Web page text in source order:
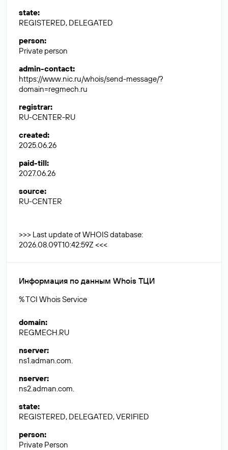
state:
REGISTERED, DELEGATED
person:
Private person
admin-contact:
https://www.nic.ru/whois/send-message/?
domain=regmech.ru
registrar:
RU-CENTER-RU
created:
2025.06.26
paid-till:
2027.06.26
source:
RU-CENTER
>>> Last update of WHOIS database:
2026.08.09T10:42:59Z <<<
Информация по данным Whois ТЦИ
% TCI Whois Service
domain:
REGMECH.RU
nserver:
ns1.adman.com.
nserver:
ns2.adman.com.
state:
REGISTERED, DELEGATED, VERIFIED
person:
Private Person